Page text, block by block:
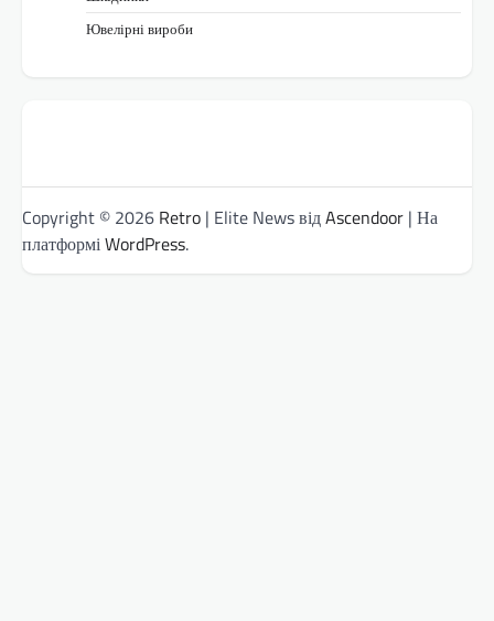
Ювелірні вироби
Copyright © 2026 Retro | Elite News відAscendoor | На
платформіWordPress.